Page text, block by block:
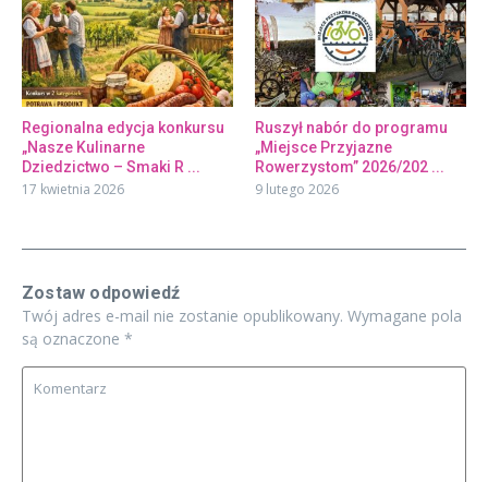
Regionalna edycja konkursu
„Nasze Kulinarne
Dziedzictwo – Smaki R ...
17 kwietnia 2026
Ruszył nabór do programu
„Miejsce Przyjazne
Rowerzystom” 2026/202 ...
9 lutego 2026
Zostaw odpowiedź
Twój adres e-mail nie zostanie opublikowany. Wymagane pola
są oznaczone *